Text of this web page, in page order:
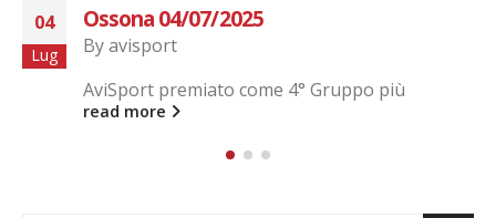
18
Dic
FESTA FINE ANNO 2021
Byavisport
read more